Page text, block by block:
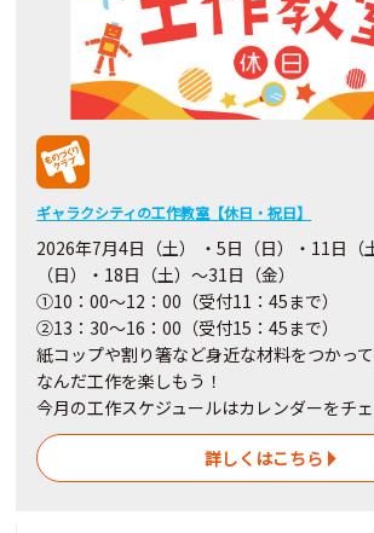
ギャラクシティの工作教室【休日・祝日】
2026年7月4日（土） ・5日（日）・11日（
（日）・18日（土）～31日（金）
①10：00～12：00（受付11：45まで）
②13：30～16：00（受付15：45まで）
紙コップや割り箸など身近な材料をつかっ
なんだ工作を楽しもう！
今月の工作スケジュールはカレンダーをチ
詳しくはこちら